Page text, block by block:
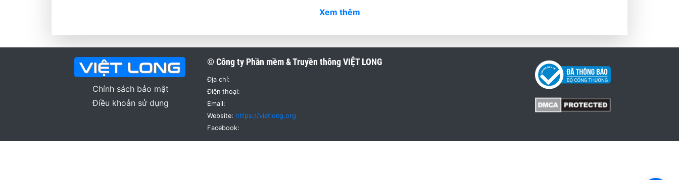
Xem thêm
Chính sách bảo mật
Điều khoản sử dụng
© Công ty Phần mềm & Truyền thôngVIỆT LONG
Địa chỉ:
Điện thoại:
Email:
Website: https://vietlong.org
Facebook: